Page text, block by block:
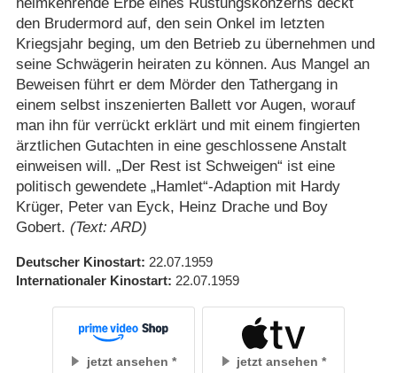
den Brudermord auf, den sein Onkel im letzten
Kriegsjahr beging, um den Betrieb zu übernehmen und
seine Schwägerin heiraten zu können. Aus Mangel an
Beweisen führt er dem Mörder den Tathergang in
einem selbst inszenierten Ballett vor Augen, worauf
man ihn für verrückt erklärt und mit einem fingierten
ärztlichen Gutachten in eine geschlossene Anstalt
einweisen will. „Der Rest ist Schweigen“ ist eine
politisch gewendete „Hamlet“-Adaption mit Hardy
Krüger, Peter van Eyck, Heinz Drache und Boy
Gobert. (Text: ARD)
Deutscher Kinostart 22.07.1959
Internationaler Kinostart 22.07.1959
jetzt ansehen jetzt ansehen